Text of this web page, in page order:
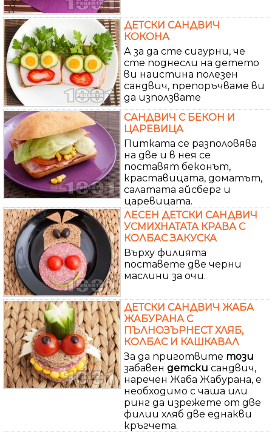
ДЕТСКИ САНДВИЧ
КОКОНА
А за да сте сигурни, че
сте поднесли на детето
ви наистина полезен
сандвич, препоръчваме ви
да използвате
САНДВИЧ С БЕКОН И
ЦАРЕВИЦА
Питката се разполовява
на две и в нея се
поставят беконът,
краставицата, доматът,
салатата айсберг и
царевицата.
ЛЕСЕН ДЕТСКИ САНДВИЧ
УСМИХНАТАТА КРАВА С
КОЛБАС ЗАКУСКА
Върху филията
поставете две черни
маслини за очи.
ДЕТСКИ САНДВИЧ ЖАБА
ЖАБУРАНА С
ПЪЛНОЗЪРНЕСТ ХЛЯБ,
КОЛБАС И КАШКАВАЛ
За да приготвите този
забавен детски сандвич,
наречен Жаба Жабурана, е
необходимо с чаша или
ринг да изрежете от две
филии хляб две еднакви
кръгчета.